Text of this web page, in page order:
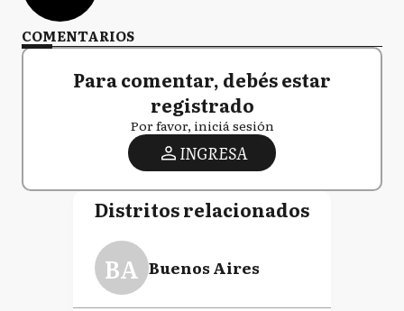
COMENTARIOS
Para comentar, debés estar
registrado
Por favor, iniciá sesión
INGRESA
Distritos relacionados
BA Buenos Aires